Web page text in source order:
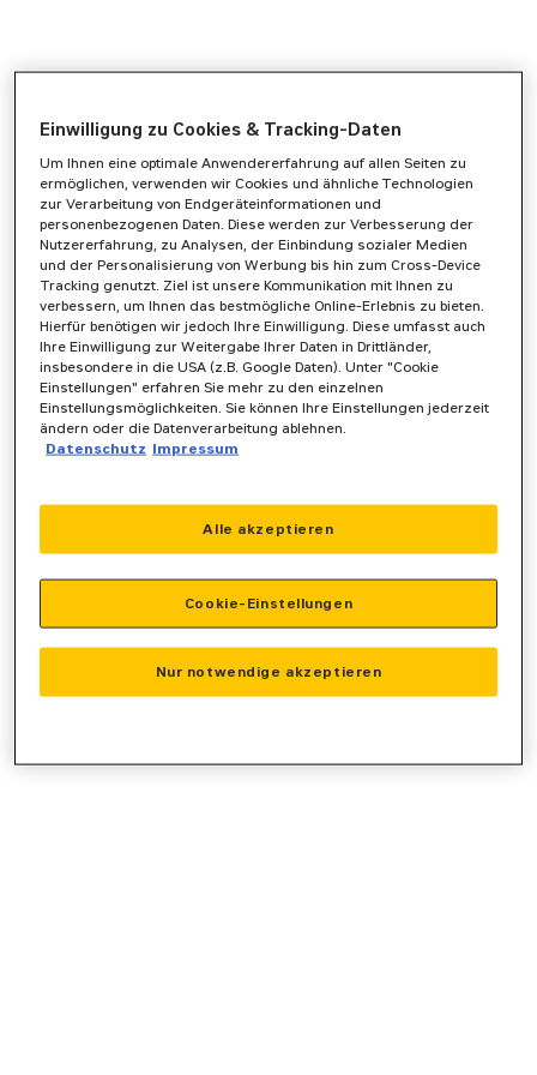
Application error: aclient-side exception has occurred while
www.zeppelin-powersystems.com
Einwilligung zu Cookies & Tracking-Daten
Um Ihnen eine optimale Anwendererfahrung auf allen Seiten zu
ermöglichen, verwenden wir Cookies und ähnliche Technologien
zur Verarbeitung von Endgeräteinformationen und
personenbezogenen Daten. Diese werden zur Verbesserung der
Nutzererfahrung, zu Analysen, der Einbindung sozialer Medien
und der Personalisierung von Werbung bis hin zum Cross-Device
Tracking genutzt. Ziel ist unsere Kommunikation mit Ihnen zu
verbessern, um Ihnen das bestmögliche Online-Erlebnis zu bieten.
Hierfür benötigen wir jedoch Ihre Einwilligung. Diese umfasst auch
Ihre Einwilligung zur Weitergabe Ihrer Daten in Drittländer,
insbesondere in die USA (z.B. Google Daten). Unter "Cookie
Einstellungen" erfahren Sie mehr zu den einzelnen
Einstellungsmöglichkeiten. Sie können Ihre Einstellungen jederzeit
ändern oder die Datenverarbeitung ablehnen.
Datenschutz Impressum
Nur notwendige akzeptieren
Alle akzeptieren
Cookie-Einstellungen